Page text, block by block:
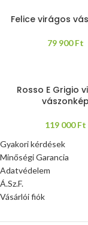
Felice virágos
79 900Ft
Rosso E Grigio
vászonkép
119 000Ft
Gyakori kérdések
Minőségi Garancia
Adatvédelem
Á.Sz.F.
Vásárlói fiók